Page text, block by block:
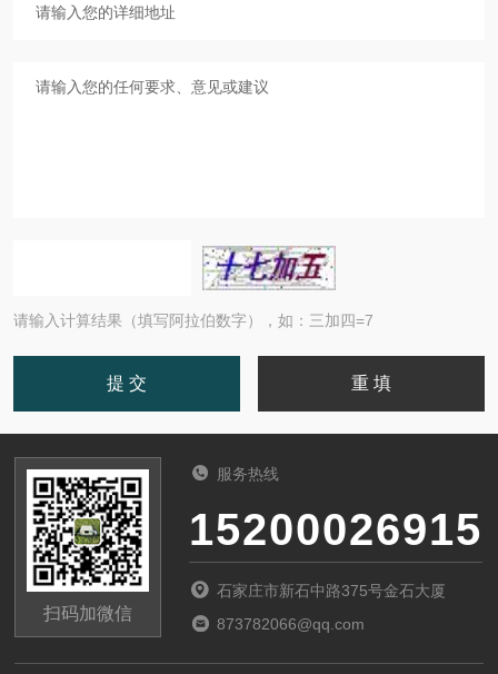
请输入计算结果（填写阿拉伯数字），如：三加四=7
扫码加微信
服务热线
15200026915
石家庄市新石中路375号金石大厦
873782066@qq.com